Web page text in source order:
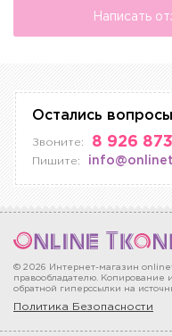
Написать
Остались
Звоните: 8 926
Пишите:
© 2026 Интернет-магазин
правообладателю. Копирование
обратной гиперссылки на
Политика Безопасности